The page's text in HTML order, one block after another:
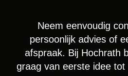
Neem eenvoudig
persoonlijk advies of
afspraak. Bij Hochrath
graag van eerste idee